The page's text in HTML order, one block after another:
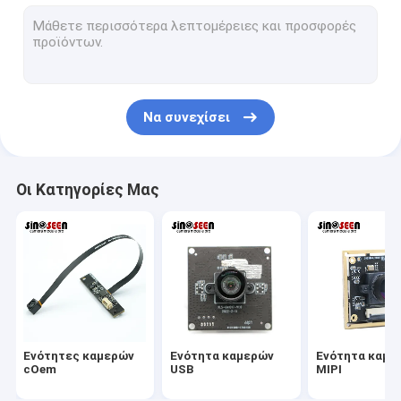
Ενότητα καμερών MIPI
Σφαιρική ενότητα καμερών παραθυρόφυλλων
Διπλή ενότητα καμερών φακών
Ενότητα καμερών αναγνώρισης προσώπου
ενότητα lap-top webcam
1MP ενότητα καμερών
Να συνεχίσει
Οι Κατηγορίες Μας
Ενότητες καμερών
cOem
Ενότητα καμερών
USB
Ενότητα
MIPI